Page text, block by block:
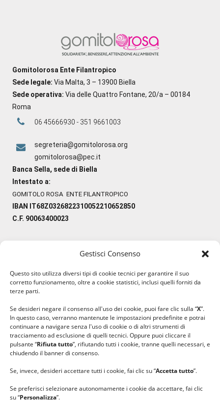
Gestisci Consenso
Questo sito utilizza diversi tipi di cookie tecnici per garantire il suo
corretto funzionamento, oltre a cookie statistici, inclusi quelli forniti da
terze parti.
Se desideri negare il consenso all'uso dei cookie, puoi fare clic sulla “X”.
In questo caso, verranno mantenute le impostazioni predefinite e potrai
continuare a navigare senza l'uso di cookie o di altri strumenti di
tracciamento ad esclusione di quelli tecnici. Oppure puoi cliccare il
pulsante “Rifiuta tutto”, rifiutando tutti i cookie, tranne quelli necessari, e
chiudendo il banner di consenso.
Se, invece, desideri accettare tutti i cookie, fai clic su “Accetta tutto”.
Se preferisci selezionare autonomamente i cookie da accettare, fai clic
su “Personalizza”.
Gomitolorosa Ente Filantropico
Sede legale: Via Malta, 3 – 13900 Biella
Sede operativa: Via delle Quattro Fontane, 20/a – 00184
Roma
06 45666930 - 351 9661003
segreteria@gomitolorosa.org
gomitolorosa@pec.it
Banca Sella, sede di Biella
Intestato a:
GOMITOLO ROSA ENTE FILANTROPICO
IBAN IT68Z0326822310052210652850
C.F. 90063400023
#lanaterapia
#ilcaloredellempatia